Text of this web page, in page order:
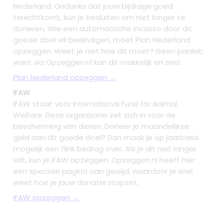
Nederland. Ondanks dat jouw bijdrage goed
terechtkomt, kun je besluiten om niet langer te
doneren. Wie een automatische incasso door dit
goede doel wil beëindigen, moet Plan Nederland
opzeggen. Weet je niet hoe dit moet? Geen paniek,
want via Opzeggen.nl kan dit makkelijk en snel.
Plan Nederland opzeggen →
IFAW
IFAW staat voor International Fund for Animal
Welfare. Deze organisatie zet zich in voor de
bescherming van dieren. Doneer je maandelijkse
geld aan dit goede doel? Dan maak je op jaarbasis
mogelijk een flink bedrag over. Als je dit niet langer
wilt, kun je IFAW opzeggen. Opzeggen.nl heeft hier
een speciale pagina aan gewijd, waardoor je snel
weet hoe je jouw donatie stopzet.
IFAW opzeggen →